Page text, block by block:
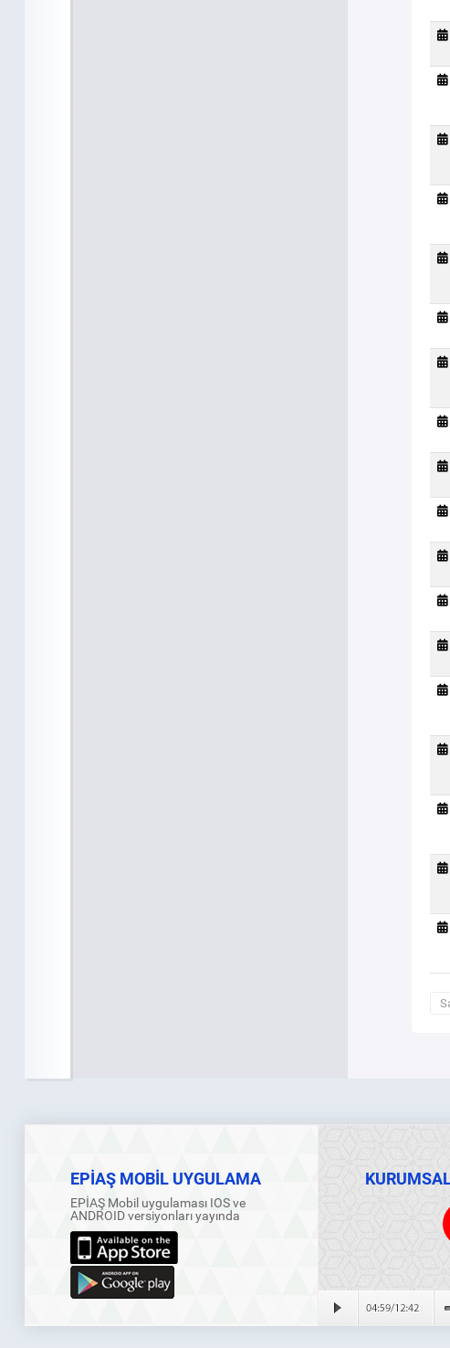
EPİAŞ MOBİL UYGULAMA
EPİAŞ Mobil uygulaması IOS ve
ANDROID versiyonları yayında